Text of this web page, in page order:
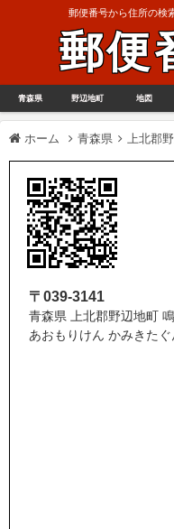
郵便番号から住所の検
郵便
青森県 野辺地町 地図
ホーム 青森県 上北郡
〒039-3141
青森県 上北郡野辺地町
あおもりけん かみきた